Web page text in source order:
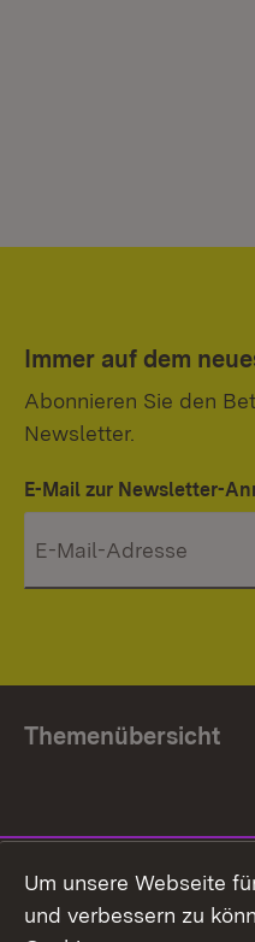
Immer auf dem
Abonnieren Sie den
Newsletter.
E-Mail zur Newsletter-
Themenübersicht
Facebook
Um unsere Webseite
und verbessern zu